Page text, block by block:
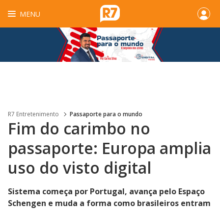
MENU
R7 Entretenimento Passaporte para o mundo
Fim do carimbo no
passaporte: Europa amplia
uso do visto digital
Sistema começa por Portugal, avança pelo Espaço
Schengen e muda a forma como brasileiros entram